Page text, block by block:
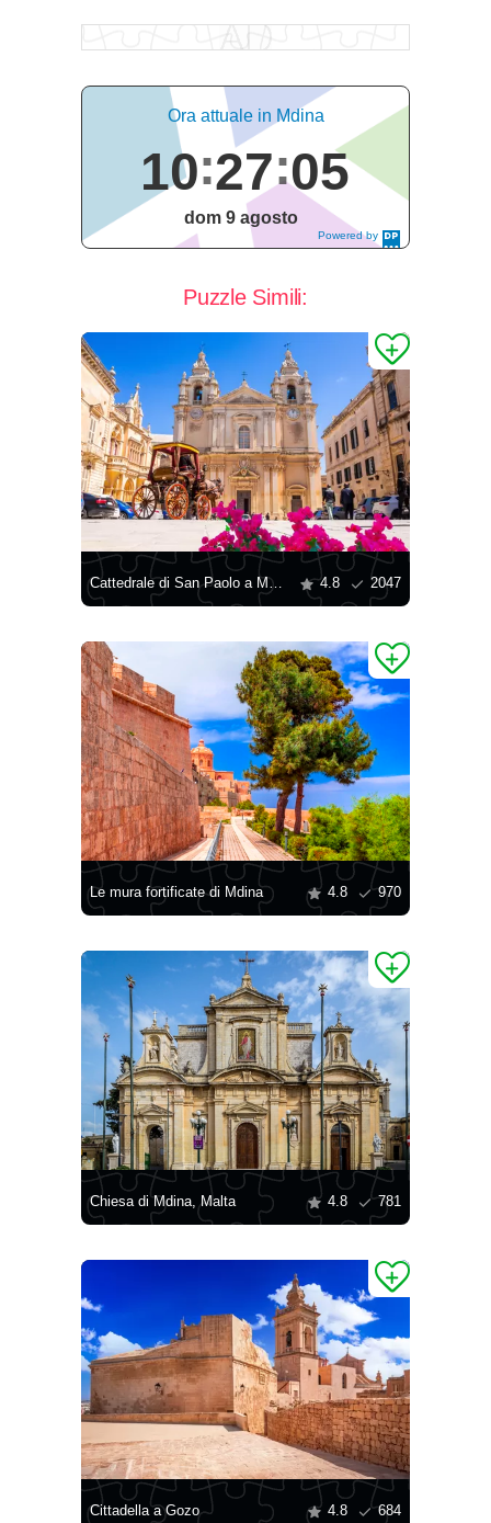
Powered by
DaysPedia.c
Ora attuale in Mdina
10 27 06
dom 9 agosto
Puzzle Simili:
Cattedrale di San Paolo a Mdina 4.8 2047
Le mura fortificate di Mdina 4.8 970
Chiesa di Mdina, Malta 4.8 781
Cittadella a Gozo 4.8 684